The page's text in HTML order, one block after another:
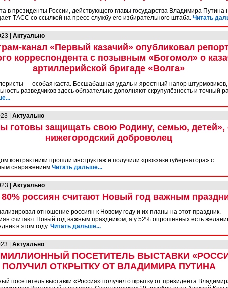
в президенты России, действующего главы государства Владимира Путина
ТАСС со ссылкой на пресс-службу его избирательного штаба. Читать
| Актуально
канал «Первый казачий» опубликовал
корреспондента с позывным «Богомол» о
артиллерийской бригаде «Волга»
— особая каста. Бесшабашная удаль и яростный напор
разведчиков здесь обязательно дополняют скрупулёзность и точный
| Актуально
готовы защищать свою Родину, семью, детей»,
нижегородский доброволец
контрактники прошли инструктаж и получили «рюкзаки губернатора» с
снаряжением Читать дальше...
| Актуально
80% россиян считают Новый год важным
отношение россиян к Новому году и их планы на этот праздник.
считают Новый год важным праздником, а у 52% опрошенных есть
в этом году. Читать дальше...
| Актуально
ПОСЕТИТЕЛЬ ВЫСТАВКИ
ПОЛУЧИЛ ОТКРЫТКУ ОТ ВЛАДИМИРА ПУТИНА
посетитель выставки «Россия» получил открытку от президента